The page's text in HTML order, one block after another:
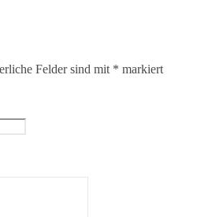
Felder sind mit * markiert